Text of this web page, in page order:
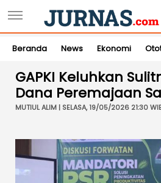
Beranda News Ekonomi
GAPKI Keluhkan
Dana Peremajaan
MUTIUL ALIM | SELASA, 19/05/2026 21:30